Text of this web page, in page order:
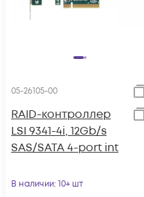
05-26105-00
RAID-контроллер
LSI 9341-4i, 12Gb/s
SAS/SATA 4-port int
В наличии: 10+ шт